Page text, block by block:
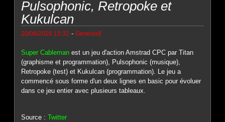
Pulsophonic, Retropoke et
Kukulcan
20/06/2026 15:32 -Genesis8
Super Cableman est un jeu d'action Amstrad CPC par Titan
(graphisme et programmation), Pulsophonic (musique),
Retropoke (test) et Kukulcan (programmation). Le jeu a
commencé sous forme d'un deux lignes en basic pour évoluer
dans ce jeu entier avec plusieurs tableaux.
Source :Twitter